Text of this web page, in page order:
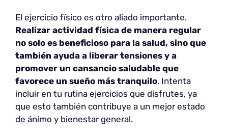
El ejercicio físico es otro aliado importante.
Realizar actividad física de manera regular
no solo es beneficioso para la salud, sino que
también ayuda a liberar tensiones y a
promover un cansancio saludable que
favorece un sueño más tranquilo. Intenta
incluir en tu rutina ejercicios que disfrutes, ya
que esto también contribuye a un mejor estado
de ánimo y bienestar general.